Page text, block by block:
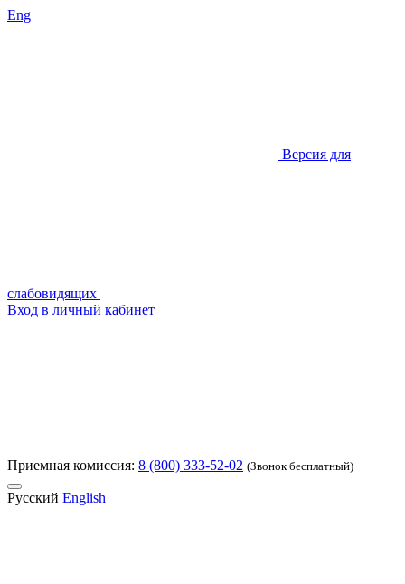
Eng
Версия для
слабовидящих
Вход в личный кабинет
Приемная комиссия: 8 (800) 333-52-02 (Звонок бесплатный)
Русский English